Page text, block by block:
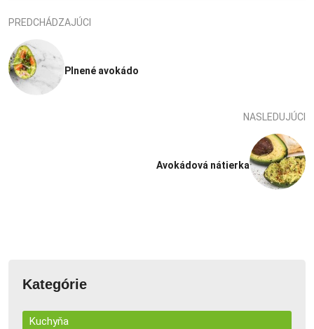
PREDCHÁDZAJÚCI
Plnené avokádo
NASLEDUJÚCI
Avokádová nátierka
Kategórie
Kuchyňa